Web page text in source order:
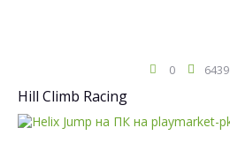
0 6439
Hill Climb Racing